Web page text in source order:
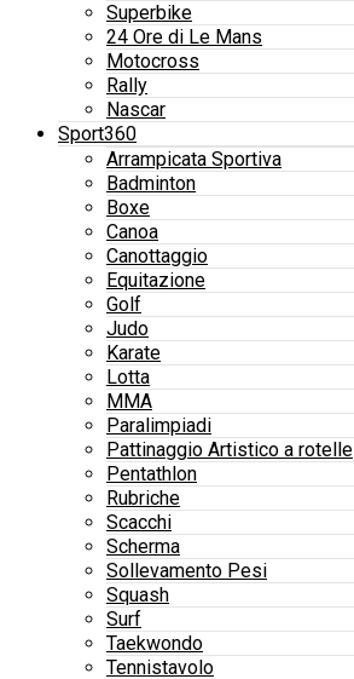
Superbike
24 Ore di Le Mans
Motocross
Rally
Nascar
Sport360
Arrampicata Sportiva
Badminton
Boxe
Canoa
Canottaggio
Equitazione
Golf
Judo
Karate
Lotta
MMA
Paralimpiadi
Pattinaggio Artistico a rotelle
Pentathlon
Rubriche
Scacchi
Scherma
Sollevamento Pesi
Squash
Surf
Taekwondo
Tennistavolo